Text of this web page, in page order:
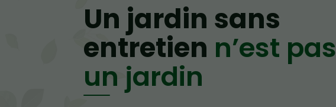
Un jardin sans
entretien n’est pas
un jardin